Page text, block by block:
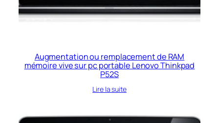
Augmentation ou remplacement de RAM
mémoire vive sur pc portable Lenovo Thinkpad
P52S
Lire la suite